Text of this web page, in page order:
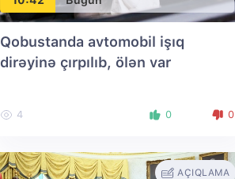
Qobustanda avtomobil işıq
dirəyinə çırpılıb, ölən var
4 0 0
AÇIQLAMA